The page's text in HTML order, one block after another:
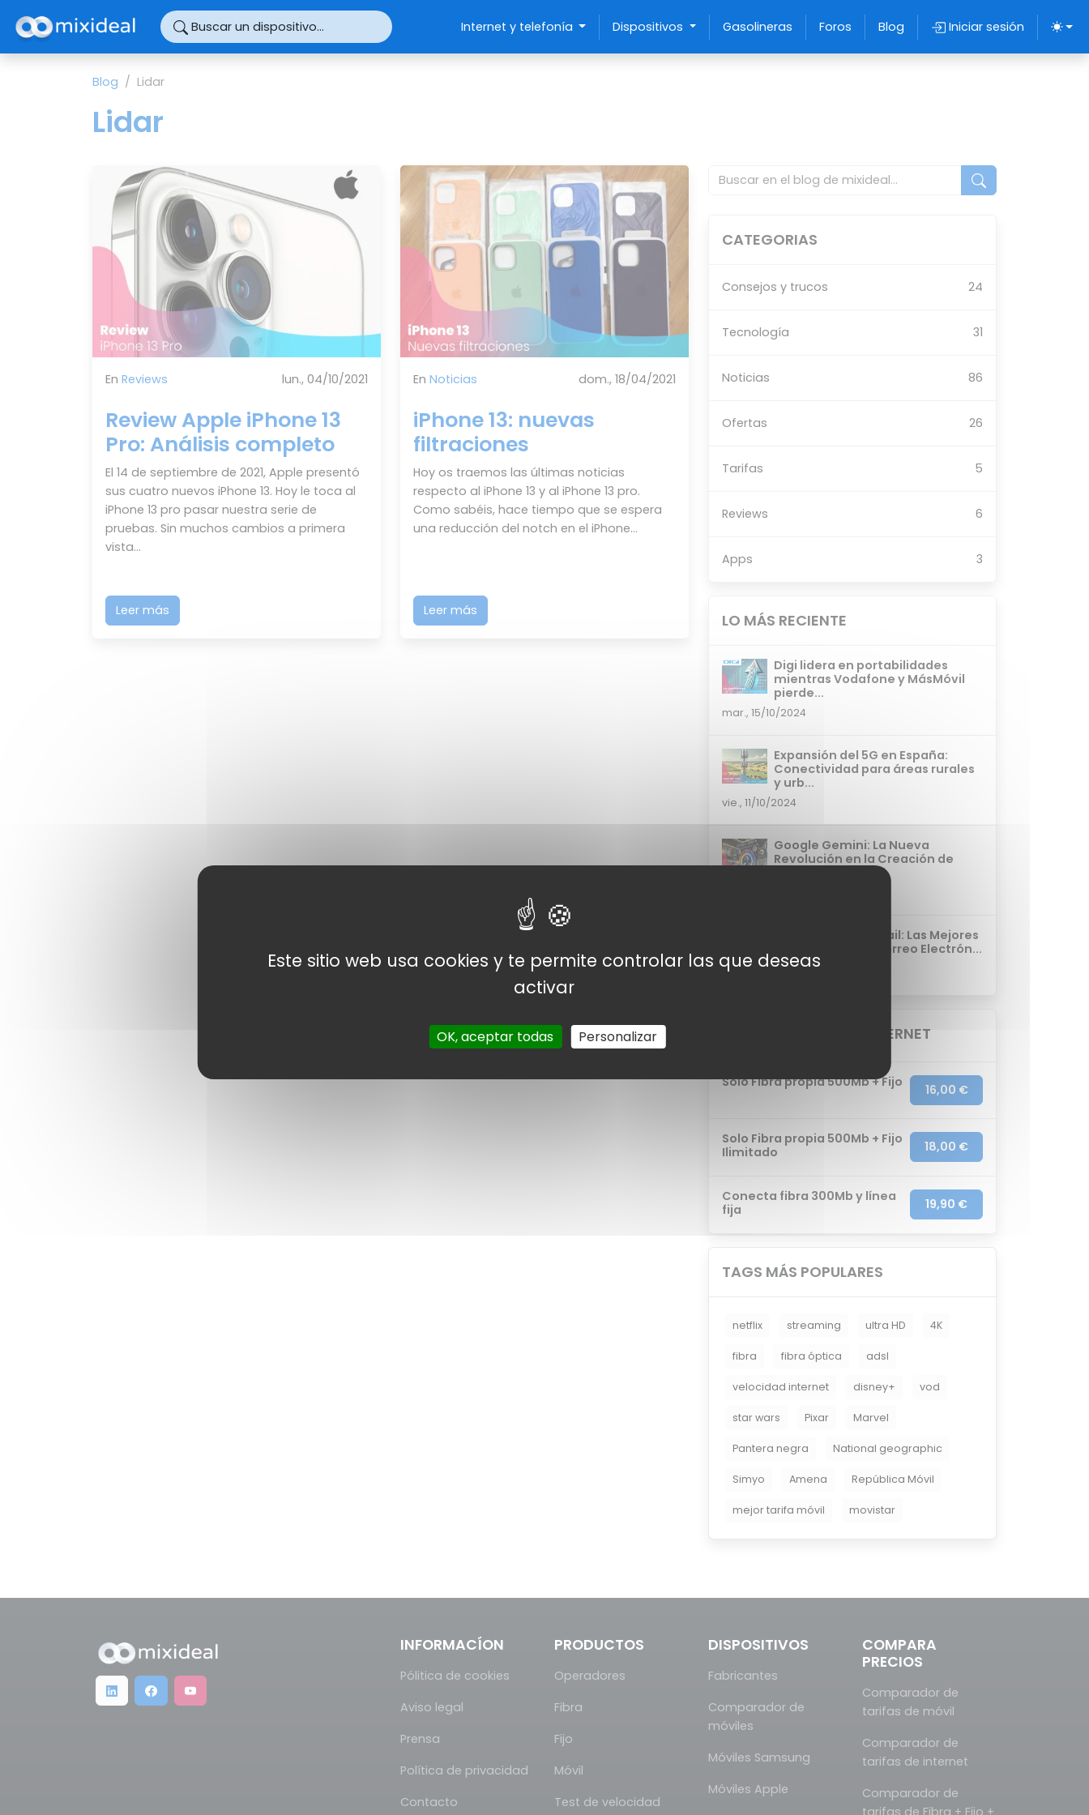
Buscar un dispositivo... Internet y telefonía Dispositivos Gasolineras Foros Blog Iniciar sesión
Blog Lidar
Lidar
En Reviews lun., 04/10/2021
Review Apple iPhone 13
Pro: Análisis completo
El 14 de septiembre de 2021, Apple presentó
sus cuatro nuevos iPhone 13. Hoy le toca al
iPhone 13 pro pasar nuestra serie de
pruebas. Sin muchos cambios a primera
vista...
Leer más
En Noticias dom., 18/04/2021
iPhone 13: nuevas
filtraciones
Hoy os traemos las últimas noticias
respecto al iPhone 13 y al iPhone 13 pro.
Como sabéis, hace tiempo que se espera
una reducción del notch en el iPhone...
Leer más
CATEGORIAS
Consejos y trucos 24
Tecnología 31
Noticias 86
Ofertas 26
Tarifas 5
Reviews 6
Apps 3
LO MÁS RECIENTE
Digi lidera en portabilidades
mientras Vodafone y MásMóvil
pierde...
mar., 15/10/2024
Expansión del 5G en España:
Conectividad para áreas rurales
y urb...
vie., 11/10/2024
Google Gemini: La Nueva
Revolución en la Creación de
Alternativas a Gmail: Las Mejores
Aplicaciones de Correo Electrón...
mar., 08/10/2024
TOP 3 TARIFAS INTERNET
Solo Fibra propia 500Mb + Fijo 16,00 €
Solo Fibra propia 500Mb + Fijo
Ilimitado
18,00 €
Conecta fibra 300Mb y línea
fija
19,90 €
TAGS MÁS POPULARES
netflix streaming ultra HD 4K
fibra fibra óptica adsl
velocidad internet disney+ vod
star wars Pixar Marvel
Pantera negra National geographic
Simyo Amena República Móvil
mejor tarifa móvil movistar
INFORMACÍON
Pólitica de cookies
Aviso legal
Prensa
Política de privacidad
Contacto
PRODUCTOS
Operadores
Fibra
Fijo
Móvil
Test de velocidad
DISPOSITIVOS
Fabricantes
Comparador de
móviles
Móviles Samsung
Móviles Apple
COMPARA
PRECIOS
Comparador de
tarifas de móvil
Comparador de
tarifas de internet
Comparador de
tarifas de Fibra + Fijo +
Este sitio web usa cookies y te permite controlar las que deseas
activar
OK, aceptar todas Personalizar